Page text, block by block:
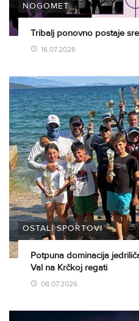
NOGOMET
Tribalj ponovno postaje
16.07.2026
OSTALI SPORTOVI
Potpuna dominacija
Val na Krčkoj regati
08.07.2026